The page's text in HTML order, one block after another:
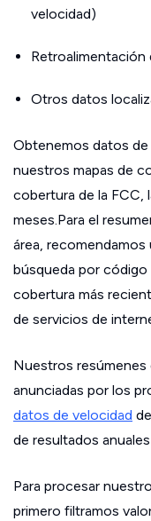
velocidad)
Retroalimentación
Otros datos
Obtenemos datos
nuestros mapas de
cobertura de la FCC,
meses.Para el
área, recomendamos
búsqueda por
cobertura más
de servicios de
Nuestros resúmenes
anunciadas por los
datos de velocidad
de resultados
Para procesar
primero filtramos